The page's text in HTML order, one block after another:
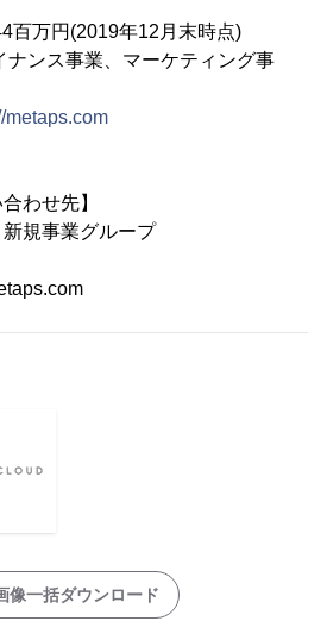
円(2019年12月末時点)
ンス事業、マーケティング事
metaps.com
わせ先】
規事業グループ
像一括ダウンロード